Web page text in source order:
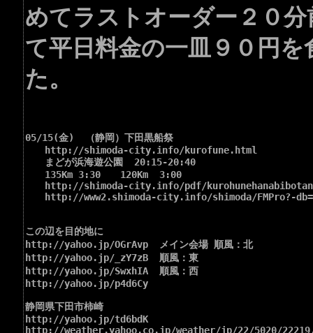
めてラストオーダー２０
て平日料金の一皿９０円
た。
05/15(金)  （静岡）下田黒船祭
http://shimoda-city.info/kurofune.html
まどが浜海遊公園  20:15-20:40
135Km 3:30　　120Km  3:00
http://shimoda-city.info/pdf/
http://www2.shimoda-city.info/shimoda/FMPro?-
この辺を目的地に
http://yahoo.jp/OGrAvp  メイン会場 順風：北
http://yahoo.jp/_zY7zB  順風：東
http://yahoo.jp/SwxhIA  順風：西
http://yahoo.jp/p4d6Cy
静岡県下田市柿崎
http://yahoo.jp/td6bdK
http://weather.yahoo.co.jp/weather/jp/22/5020/